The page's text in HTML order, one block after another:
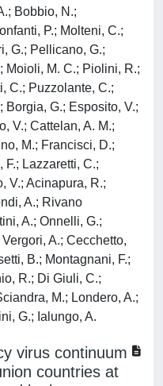
Bobbio, N.;
P.; Molteni, C.;
G.; Pellicano, G.;
Moioli, M. C.; Piolini, R.;
C.; Puzzolante, C.;
Borgia, G.; Esposito, V.;
V.; Cattelan, A. M.;
M.; Francisci, D.;
F.; Lazzaretti, C.;
V.; Acinapura, R.;
A.; Rivano
A.; Onnelli, G.;
A.; Cecchetto,
B.; Montagnani, F.;
R.; Di Giuli, C.;
M.; Londero, A.;
G.; Ialungo, A.
virus continuum
countries at